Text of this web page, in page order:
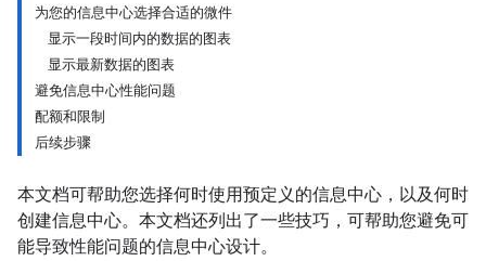
为您的信息中心选择合适的微件
显示一段时间内的数据的图表
显示最新数据的图表
避免信息中心性能问题
配额和限制
后续步骤
本文档可帮助您选择何时使用预定义的信息中心，以及何时
创建信息中心。本文档还列出了一些技巧，可帮助您避免可
能导致性能问题的信息中心设计。